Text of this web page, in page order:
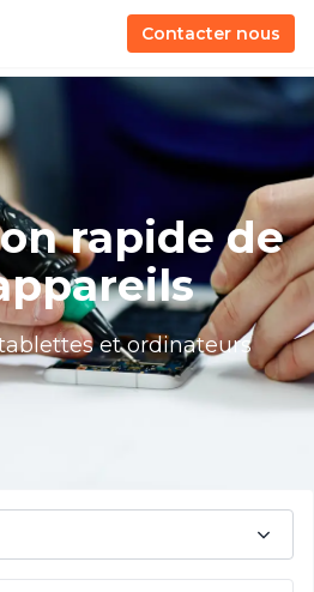
Contacter nous
rapide de
et ordinateurs